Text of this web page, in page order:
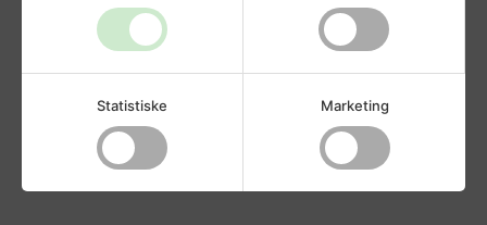
Statistiske Marketing